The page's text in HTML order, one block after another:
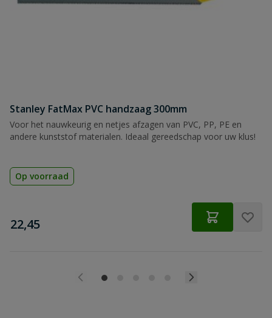
Stanley FatMax PVC handzaag 300mm
Voor het nauwkeurig en netjes afzagen van PVC, PP, PE en
andere kunststof materialen. Ideaal gereedschap voor uw klus!
Op voorraad
€
22,45